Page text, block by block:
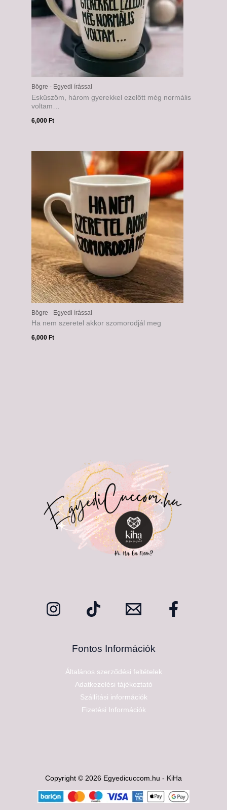
Bögre - Egyedi írással
Esküszöm, három gyerekkel ezelőtt még normális
voltam…
6,000Ft
Bögre - Egyedi írással
Ha nem szeretel akkor szomorodjál meg
6,000 Ft
Fontos Információk
Általános szerződési feltételek
Adatkezelési tájékoztató
Szállítási információk
Fizetési Információk
Copyright © 2026 Egyedicuccom.hu - KiHa